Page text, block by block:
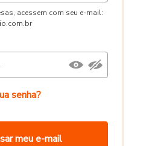
acessem com seu e-mail:
senha?
meu e-mail